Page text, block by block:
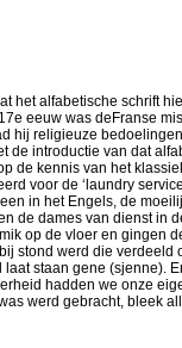
het alfabetische schrift
eeuw was deFranse
hij religieuze
de introductie van dat
de kennis van het
voor de ‘laundry
in het Engels, de
de dames van dienst in
op de vloer en gingen
stond werd die verdeeld
staan gene (sjenne).
hadden we onze
werd gebracht, bleek